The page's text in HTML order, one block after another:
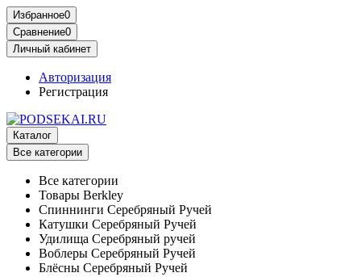
Избранное0
Сравнение0
Личный кабинет
Авторизация
Регистрация
Каталог
Все категории
Все категории
Товары Berkley
Спиннинги Серебряный Ручей
Катушки Серебряный Ручей
Удилища Серебряный ручей
Воблеры Серебряный Ручей
Блёсны Серебряный Ручей